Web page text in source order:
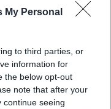
My Personal
to third parties, or
information for
the below opt-out
note that after your
continue seeing
az
-
az eddigi